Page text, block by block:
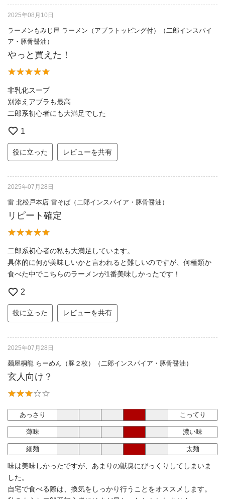
2025年08月10日
ラーメンもみじ屋 ラーメン（アブラトッピング付）（二郎インスパイ
ア・豚骨醤油）
やっと買えた！
非乳化スープ
別添えアブラも最高
二郎系初心者にも大満足でした
1
役に立った レビューを共有
2025年07月28日
雷 北松戸本店 雷そば（二郎インスパイア・豚骨醤油）
リピート確定
二郎系初心者の私も大満足しています。
具体的に何が美味しいかと言われると難しいのですが、何種類か
食べた中でこちらのラーメンが1番美味しかったです！
2
役に立った レビューを共有
2025年07月28日
麺屋桐龍 らーめん（豚２枚）（二郎インスパイア・豚骨醤油）
玄人向け？
あっさり こってり
薄味 濃い味
細麺 太麺
味は美味しかったですが、あまりの獣臭にびっくりしてしまいま
した。
自宅で食べる際は、換気をしっかり行うことをオススメします。